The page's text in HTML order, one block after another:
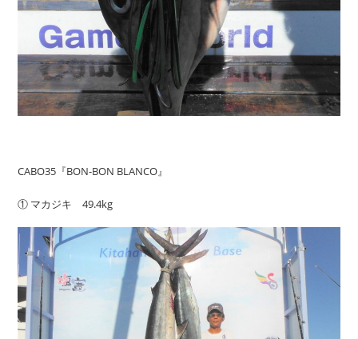
CABO35『BON-BON BLANCO』
① マカジキ 49.4kg